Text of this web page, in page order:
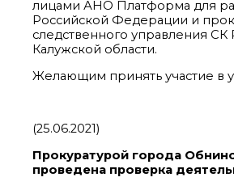
лицами АНО Платформа для
Российской Федерации и
следственного управления
Калужской области.
Желающим принять участие в
(25.06.2021)
Прокуратурой города
проведена проверка